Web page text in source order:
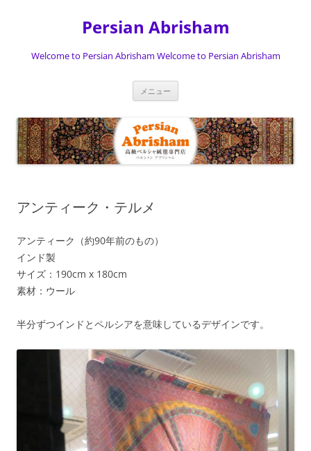
Persian Abrisham
Welcome to Persian Abrisham Welcome to Persian Abrisham
メニュー
ス
キ
ッ
アンティーク・テルメ
アンティーク（約90年前のもの）
インド製
サイズ：190cm x 180cm
素材：ウール
半分ずつインドとペルシアを意味しているデザインです。